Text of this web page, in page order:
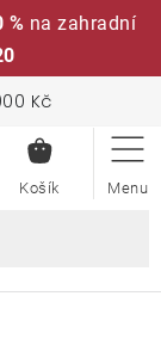
% na zahradní
Kč
KOŠÍK